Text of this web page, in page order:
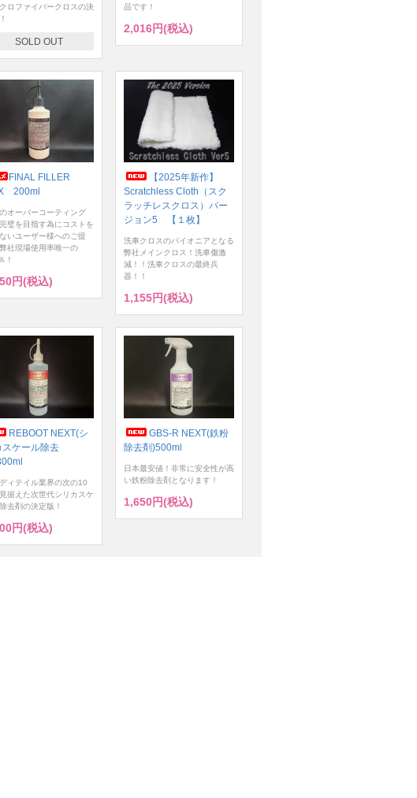
ロファイバークロスの決
SOLD OUT
品です！
2,016円(税込)
FINAL FILLER
200ml
オーバーコーティング
璧を目指す為にコストを
いユーザー様へのご提
社現場使用率唯一の
！
円(税込)
【2025年新作】
Scratchless Cloth（スク
ラッチレスクロス）バー
ジョン5 【１枚】
洗車クロスのパイオニアとなる
弊社メインクロス！洗車傷激
減！！洗車クロスの最終兵
器！！
1,155円(税込)
REBOOT NEXT(シ
スケール除去
ィテイル業界の次の10
据えた次世代シリカスケ
去剤の決定版！
円(税込)
GBS-R NEXT(鉄粉
除去剤)500ml
日本最安値！非常に安全性が高
い鉄粉除去剤となります！
1,650円(税込)